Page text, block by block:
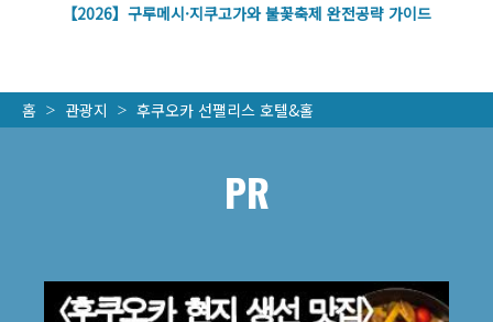
【2026】구루메시·지쿠고가와 불꽃축제 완전공략 가이드
홈 관광지 후쿠오카 선팰리스 호텔&홀
PR